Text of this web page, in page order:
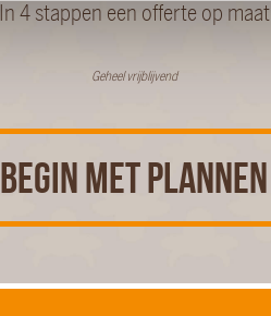
In 4 stappen een offerte op maat
Geheel vrijblijvend
BEGIN MET PLANNEN